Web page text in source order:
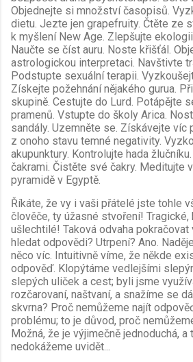
Objednejte si množství časopisů.
dietu. Jezte jen grapefruity. Čtěte ze
k myšlení New Age. Zlepšujte
Naučte se číst auru. Noste křišťál.
astrologickou interpretaci. Navštivte
Podstupte sexuální terapii.
Získejte požehnání nějakého gurua.
skupině. Cestujte do Lurd. Potápějte
pramenů. Vstupte do školy Arica.
sandály. Uzemněte se. Získávejte víc
z onoho stavu temné negativity.
akupunktury. Kontrolujte hada
čakrami. Čistěte své čakry. Meditujte
pyramidě v Egyptě.
Říkáte, že vy i vaši přátelé jste tohle
člověče, ty úžasné stvoření! Tragické,
ušlechtilé! Taková odvaha pokračovat
hledat odpovědi? Utrpení? Ano.
něco víc. Intuitivně víme, že někde
odpověď. Klopýtáme vedlejšími
slepých uliček a cest; byli jsme
rozčarovaní, naštvaní, a snažíme se
skvrna? Proč nemůžeme najít
problému; to je důvod, proč
Možná, že je výjimečně jednoduchá, a
nedokážeme uvidět...